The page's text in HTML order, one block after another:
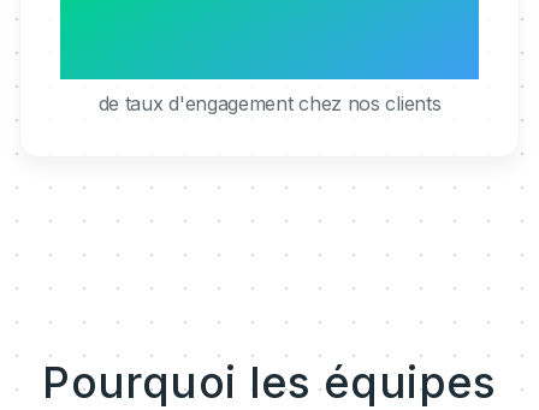
de taux d'engagement chez nos clients
Pourquoi les équipes